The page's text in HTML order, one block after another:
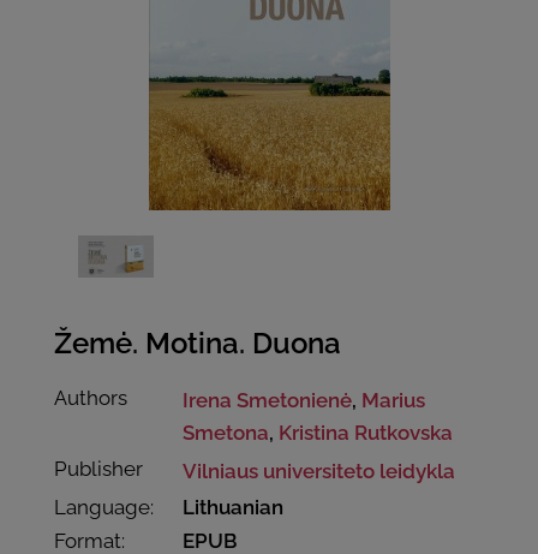
Žemė. Motina. Duona
Authors Irena Smetonienė, Marius
Smetona, Kristina Rutkovska
Publisher
Vilniaus universiteto leidykla
Language:
Lithuanian
Format:
EPUB